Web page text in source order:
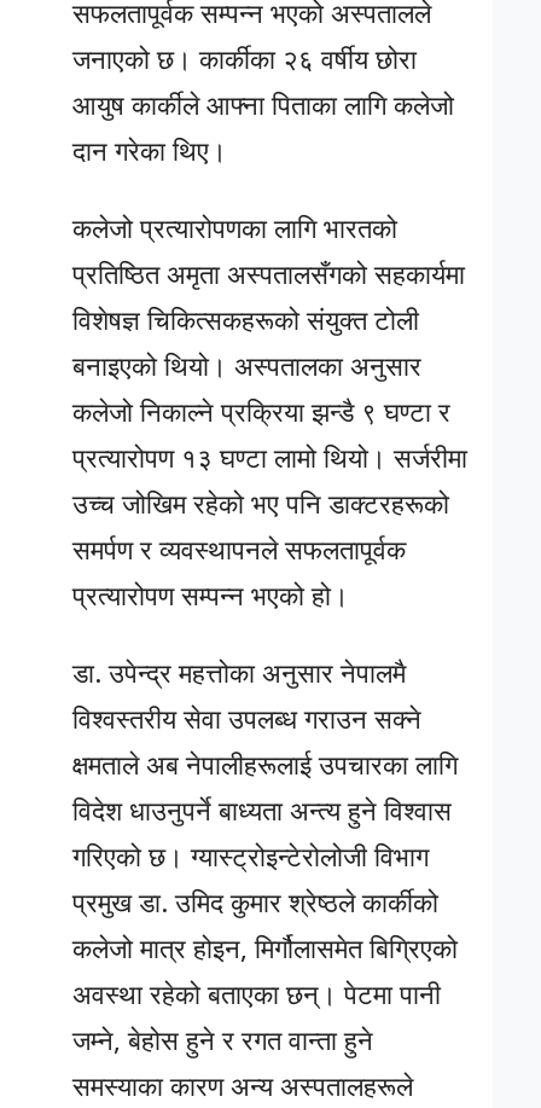
सफलतापूर्वक सम्पन्न भएको अस्पतालले
जनाएको छ। कार्कीका २६ वर्षीय छोरा
आयुष कार्कीले आफ्ना पिताका लागि कलेजो
दान गरेका थिए।
कलेजो प्रत्यारोपणका लागि भारतको
प्रतिष्ठित अमृता अस्पतालसँगको सहकार्यमा
विशेषज्ञ चिकित्सकहरूको संयुक्त टोली
बनाइएको थियो। अस्पतालका अनुसार
कलेजो निकाल्ने प्रक्रिया झन्डै ९ घण्टा र
प्रत्यारोपण १३ घण्टा लामो थियो। सर्जरीमा
उच्च जोखिम रहेको भए पनि डाक्टरहरूको
समर्पण र व्यवस्थापनले सफलतापूर्वक
प्रत्यारोपण सम्पन्न भएको हो।
डा. उपेन्द्र महत्तोका अनुसार नेपालमै
विश्वस्तरीय सेवा उपलब्ध गराउन सक्ने
क्षमताले अब नेपालीहरूलाई उपचारका लागि
विदेश धाउनुपर्ने बाध्यता अन्त्य हुने विश्वास
गरिएको छ। ग्यास्ट्रोइन्टेरोलोजी विभाग
प्रमुख डा. उमिद कुमार श्रेष्ठले कार्कीको
कलेजो मात्र होइन, मिर्गौलासमेत बिग्रिएको
अवस्था रहेको बताएका छन्। पेटमा पानी
जम्ने, बेहोस हुने र रगत वान्ता हुने
समस्याका कारण अन्य अस्पतालहरूले